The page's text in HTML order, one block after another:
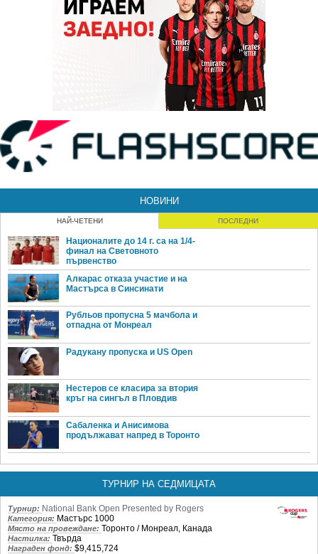
НОВИНИ
НАЙ-ЧЕТЕНИ ПОСЛЕДНИ
Националите до 14 г. са на 1/4-
финал на Световното
първенство
Алкарас отказа участие и на
Мастърса в Синсинати
Рубльов пропусна 5 мачбола и
отпадна от Монреал
Радукану пропуска и US Open
Нестеров се класира за втория
кръг на сингъл в Пловдив
Сабаленка и Анисимова
продължават напред в Торонто
ТУРНИР НА СЕДМИЦАТА
Турнир: National Bank Open Presented by Rogers
Категория: Мастърс 1000
Място на провеждане: Торонто / Монреал, Канада
Настилка: Твърда
Награден фонд: $9,415,724